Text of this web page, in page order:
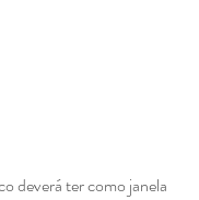
deverá ter como janela